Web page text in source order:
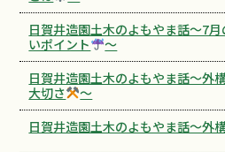
日賀井造園土木のよもやま話～7
いポイント
～
日賀井造園土木のよもやま話～外
大切さ
～
日賀井造園土木のよもやま話～外